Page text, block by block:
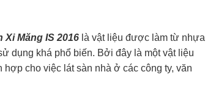
Xi Măng IS 2016 là vật liệu được làm từ nhựa
dụng khá phổ biến. Bởi đây là một vật liệu
cho việc lát sàn nhà ở các công ty, văn